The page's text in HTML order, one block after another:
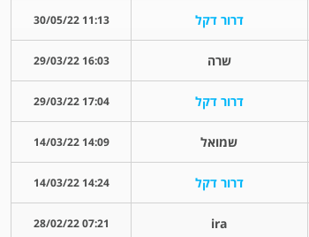
דרור דקל 11:13 30/05/22
שרה 16:03 29/03/22
דרור דקל 17:04 29/03/22
שמואל 14:09 14/03/22
דרור דקל 14:24 14/03/22
ira
07:21 28/02/22